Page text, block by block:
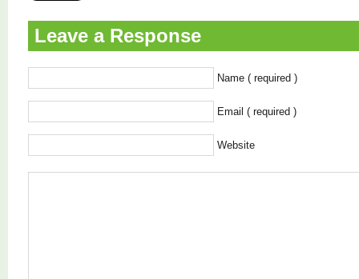
Leave a Response
Name ( required )
Email ( required )
Website